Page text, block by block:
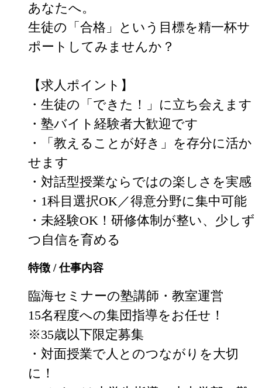
あなたへ。
生徒の「合格」という目標を精一杯サ
ポートしてみませんか？
【求人ポイント】
・生徒の「できた！」に立ち会えます
・塾バイト経験者大歓迎です
・「教えることが好き」を存分に活か
せます
・対話型授業ならではの楽しさを実感
・1科目選択OK／得意分野に集中可能
・未経験OK！研修体制が整い、少しず
つ自信を育める
特徴 / 仕事内容
臨海セミナーの塾講師・教室運営
15名程度への集団指導をお任せ！
※35歳以下限定募集
・対面授業で人とのつながりを大切
に！